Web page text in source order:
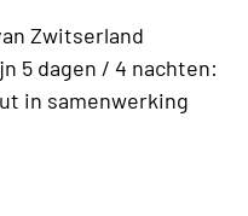
Zwitserland
5 dagen / 4 nachten:
in samenwerking